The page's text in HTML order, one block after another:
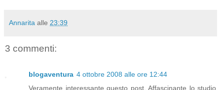
Annarita alle 23:39
3 commenti:
blogaventura 4 ottobre 2008 alle ore 12:44
Veramente interessante questo post. Affascinante lo studio